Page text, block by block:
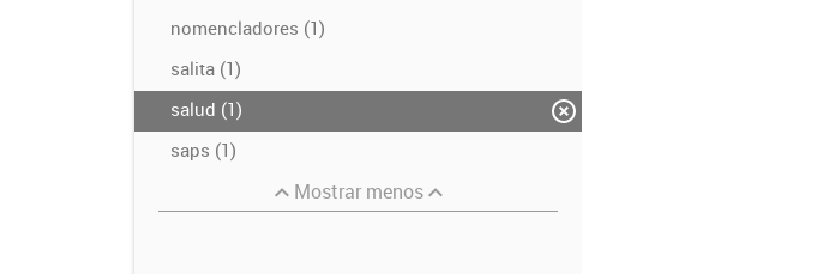
nomencladores (1)
salita (1)
salud (1)
saps (1)
Mostrar menos